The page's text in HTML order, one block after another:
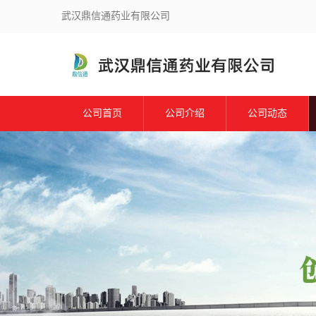
武汉鼎信通药业有限公司
公司首页 公司介绍 公司动态